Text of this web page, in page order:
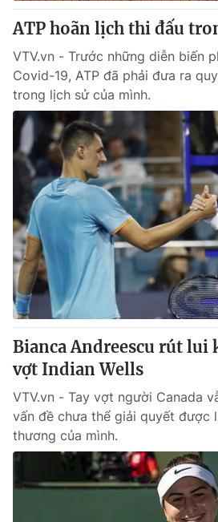
ATP hoãn lịch thi đấu
VTV.vn - Trước những diễn biến
Covid-19, ATP đã phải đưa ra
trong lịch sử của mình.
Bianca Andreescu rút lui
vợt Indian Wells
VTV.vn - Tay vợt người Canada
vấn đề chưa thể giải quyết được
thương của mình.